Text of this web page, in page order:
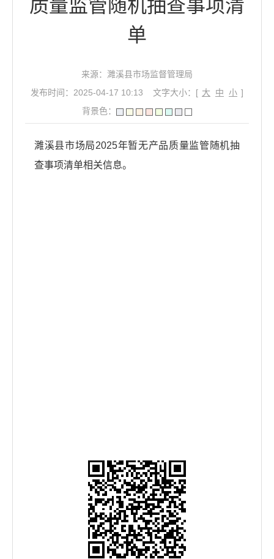
质量监管随机抽查事项清
单
来源：濉溪县市场监督管理局
发布时间：2025-04-17 10:13
文字大小：[ 大 中 小 ]
背景色：
濉溪县市场局2025年暂无产品质量监管随机抽
查事项清单相关信息。